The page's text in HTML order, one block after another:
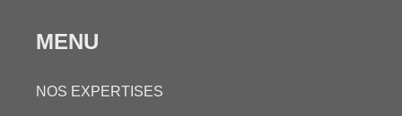
MENU
NOS EXPERTISES